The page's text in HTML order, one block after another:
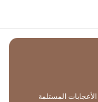
الأعجابات المستلمة